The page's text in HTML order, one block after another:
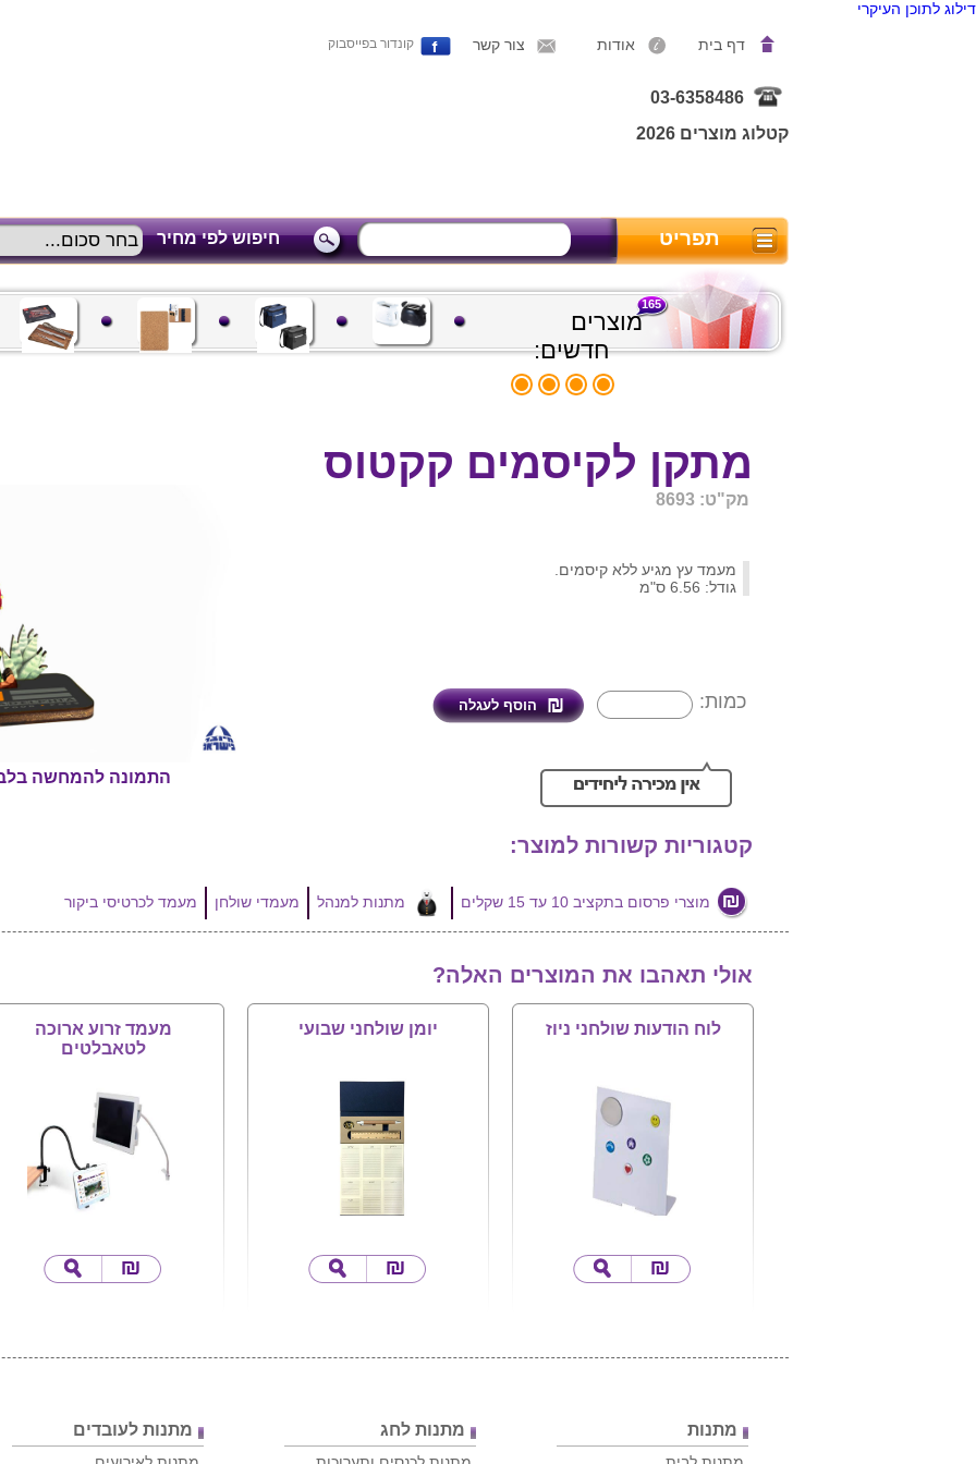
דילוג לתוכן העיקרי
דף בית אודות צור קשר קונדור בפייסבוק
03-6358486
קטלוג מוצרים 2026
תפריט חיפוש לפי מחיר
מוצרים
חדשים:
165
מתקן לקיסמים קקטוס
מק"ט: 8693
התמונה להמחשה
מעמד עץ מגיע ללא קיסמים.
גודל: 6.56 ס"מ
כמות:
קטגוריות קשורות למוצר:
מוצרי פרסום בתקציב 10 עד 15 שקלים מתנות למנהל מעמדי שולחן מעמד לכרטיסי ביקור
אולי תאהבו את המוצרים האלה?
לוח הודעות שולחני ניוז יומן שולחני שבועי
מעמד זרוע ארוכה
לטאבלטים
מתנות מתנות לחג מתנות לעובדים